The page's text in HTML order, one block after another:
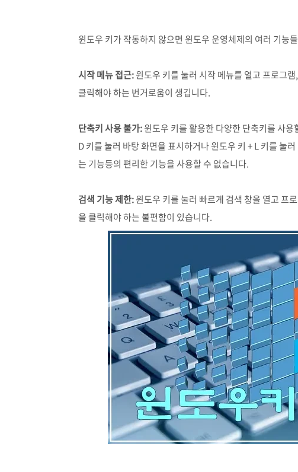
윈도우 키가 작동하지 않으면 윈도우 운영체제의 여러 기능
시작 메뉴 접근:윈도우 키를 눌러 시작 메뉴를 열고 프로그
클릭해야 하는 번거로움이 생깁니다.
단축키 사용 불가:윈도우 키를 활용한 다양한 단축키를 사
D 키를 눌러 바탕 화면을 표시하거나 윈도우 키 + L 키를 눌
는 기능등의 편리한 기능을 사용할 수 없습니다.
검색 기능 제한:윈도우 키를 눌러 빠르게 검색 창을 열고 프
을 클릭해야 하는 불편함이 있습니다.